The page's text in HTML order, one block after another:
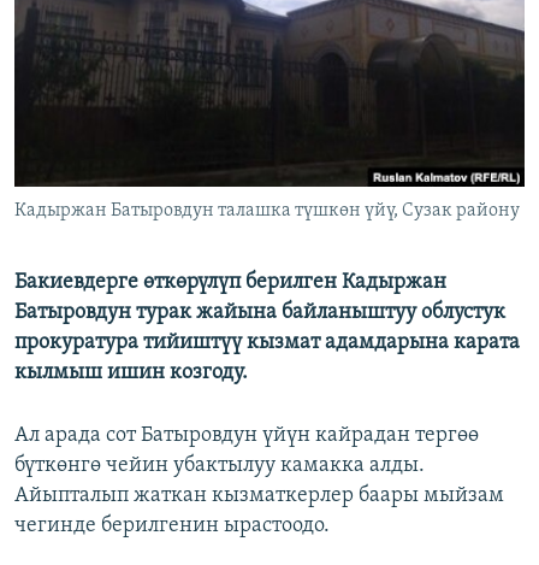
ЫҢГАЙСЫЗ СУРООЛОР
Кадыржан Батыровдун талашка түшкөн үйү, Сузак району
Бакиевдерге өткөрүлүп берилген Кадыржан
Батыровдун турак жайына байланыштуу облустук
прокуратура тийиштүү кызмат адамдарына карата
кылмыш ишин козгоду.
Ал арада сот Батыровдун үйүн кайрадан тергөө
бүткөнгө чейин убактылуу камакка алды.
Айыпталып жаткан кызматкерлер баары мыйзам
чегинде берилгенин ырастоодо.